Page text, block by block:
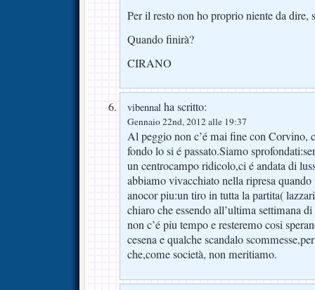
Per il resto non ho proprio niente da dire,
Quando finirà?
CIRANO
vibennal ha scritto:
Gennaio 22nd, 2012 alle 19:37
Al peggio non c’é mai fine con
fondo lo si é passato.Siamo
un centrocampo ridicolo,ci é andata di
abbiamo vivacchiato nella ripresa
anocor piu:un tiro in tutta la partita(
chiaro che essendo all’ultima settimana
non c’é piu tempo e resteremo cosi
cesena e qualche scandalo
che,come società, non meritiamo.